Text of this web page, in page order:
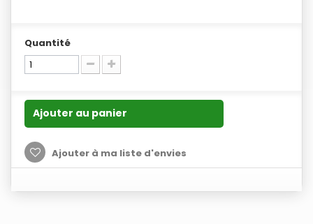
Quantité
Ajouter au panier
Ajouter à ma liste d'envies